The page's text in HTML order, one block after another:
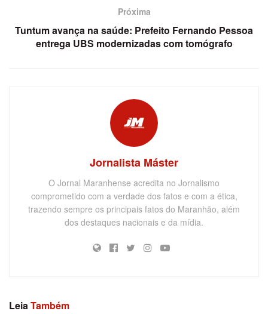
Próxima
Tuntum avança na saúde: Prefeito Fernando Pessoa
entrega UBS modernizadas com tomógrafo
Jornalista Máster
O Jornal Maranhense acredita no Jornalismo
comprometido com a verdade dos fatos e com a ética,
trazendo sempre os principais fatos do Maranhão, além
dos destaques nacionais e da mídia.
LeiaTambém